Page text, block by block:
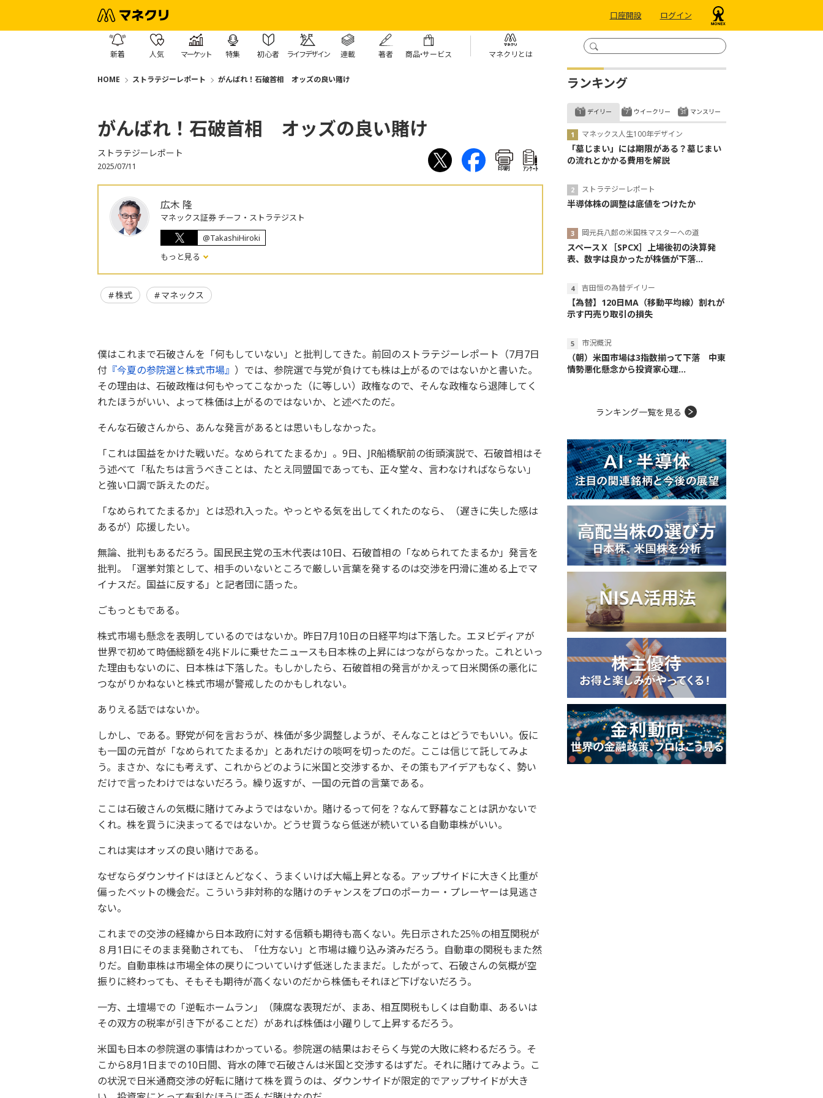
口座開設 ログイン
新着 人気 マーケット 特集 初心者 ライフデザイン 連載 著者 商品・サービス マネクリとは
HOME ストラテジーレポート がんばれ！石破首相 オッズの良い賭け
がんばれ！石破首相 オッズの良い賭け
ストラテジーレポート
2025/07/11 印刷 ｱﾝｹｰﾄ
広木 隆
マネックス証券 チーフ・ストラテジスト
@TakashiHiroki
もっと見る
株式 マネックス
僕はこれまで石破さんを「何もしていない」と批判してきた。前回のストラテジーレポート（7月7日
付『今夏の参院選と株式市場』 ）では、参院選で与党が負けても株は上がるのではないかと書いた。
その理由は、石破政権は何もやってこなかった（に等しい）政権なので、そんな政権なら退陣してく
れたほうがいい、よって株価は上がるのではないか、と述べたのだ。
そんな石破さんから、あんな発言があるとは思いもしなかった。
「これは国益をかけた戦いだ。なめられてたまるか」。9日、JR船橋駅前の街頭演説で、石破首相はそ
う述べて「私たちは言うべきことは、たとえ同盟国であっても、正々堂々、言わなければならない」
と強い口調で訴えたのだ。
「なめられてたまるか」とは恐れ入った。やっとやる気を出してくれたのなら、（遅きに失した感は
あるが）応援したい。
無論、批判もあるだろう。国民民主党の玉木代表は10日、石破首相の「なめられてたまるか」発言を
批判。「選挙対策として、相手のいないところで厳しい言葉を発するのは交渉を円滑に進める上でマ
イナスだ。国益に反する」と記者団に語った。
ごもっともである。
株式市場も懸念を表明しているのではないか。昨日7月10日の日経平均は下落した。エヌビディアが
世界で初めて時価総額を4兆ドルに乗せたニュースも日本株の上昇にはつながらなかった。これといっ
た理由もないのに、日本株は下落した。もしかしたら、石破首相の発言がかえって日米関係の悪化に
つながりかねないと株式市場が警戒したのかもしれない。
ありえる話ではないか。
しかし、である。野党が何を言おうが、株価が多少調整しようが、そんなことはどうでもいい。仮に
も一国の元首が「なめられてたまるか」とあれだけの啖呵を切ったのだ。ここは信じて託してみよ
う。まさか、なにも考えず、これからどのように米国と交渉するか、その策もアイデアもなく、勢い
だけで言ったわけではないだろう。繰り返すが、一国の元首の言葉である。
ここは石破さんの気概に賭けてみようではないか。賭けるって何を？なんて野暮なことは訊かないで
くれ。株を買うに決まってるではないか。どうせ買うなら低迷が続いている自動車株がいい。
これは実はオッズの良い賭けである。
なぜならダウンサイドはほとんどなく、うまくいけば大幅上昇となる。アップサイドに大きく比重が
偏ったベットの機会だ。こういう非対称的な賭けのチャンスをプロのポーカー・プレーヤーは見逃さ
ない。
これまでの交渉の経緯から日本政府に対する信頼も期待も高くない。先日示された25％の相互関税が
８月1日にそのまま発動されても、「仕方ない」と市場は織り込み済みだろう。自動車の関税もまた然
りだ。自動車株は市場全体の戻りについていけず低迷したままだ。したがって、石破さんの気概が空
振りに終わっても、そもそも期待が高くないのだから株価もそれほど下げないだろう。
一方、土壇場での「逆転ホームラン」（陳腐な表現だが、まあ、相互関税もしくは自動車、あるいは
その双方の税率が引き下がることだ）があれば株価は小躍りして上昇するだろう。
米国も日本の参院選の事情はわかっている。参院選の結果はおそらく与党の大敗に終わるだろう。そ
こから8月1日までの10日間、背水の陣で石破さんは米国と交渉するはずだ。それに賭けてみよう。こ
の状況で日米通商交渉の好転に賭けて株を買うのは、ダウンサイドが限定的でアップサイドが大き
ランキング
デイリー
マネックス人生100年デザイン
「墓じまい」には期限がある？墓じまい
の流れとかかる費用を解説
ストラテジーレポート
半導体株の調整は底値をつけたか
岡元兵八郎の米国株マスターへの道
スペースＸ［SPCX］上場後初の決算発
表、数字は良かったが株価が下落...
吉田恒の為替デイリー
【為替】120日MA（移動平均線）割れが
示す円売り取引の損失
市況概況
（朝）米国市場は3指数揃って下落 中東
情勢悪化懸念から投資家心理...
ウイークリー マンスリー
ランキング一覧を見る